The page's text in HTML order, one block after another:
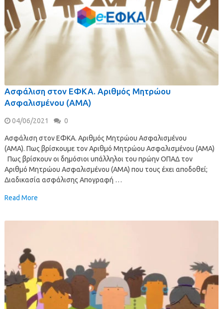
Ασφάλιση στον ΕΦΚΑ. Αριθμός Μητρώου
Ασφαλισμένου (ΑΜΑ)
04/06/2021 0
Ασφάλιση στον ΕΦΚΑ. Αριθμός Μητρώου Ασφαλισμένου
(ΑΜΑ). Πως βρίσκουμε τον Αριθμό Μητρώου Ασφαλισμένου (ΑΜΑ)
Πως βρίσκουν οι δημόσιοι υπάλληλοι του πρώην ΟΠΑΔ τον
Αριθμό Μητρώου Ασφαλισμένου (ΑΜΑ) που τους έχει αποδοθεί;
Διαδικασία ασφάλισης Απογραφή …
Read More